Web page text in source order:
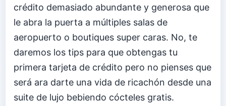
crédito demasiado abundante y generosa que
le abra la puerta a múltiples salas de
aeropuerto o boutiques super caras. No, te
daremos los tips para que obtengas tu
primera tarjeta de crédito pero no pienses que
será ara darte una vida de ricachón desde una
suite de lujo bebiendo cócteles gratis.